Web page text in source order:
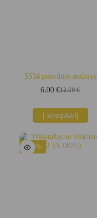
5534 pusvilnės audinys
12.00€
Original
was:
12.00 €.
6.00€Current
is:
6.00 €.
Į krepšelį
-50%